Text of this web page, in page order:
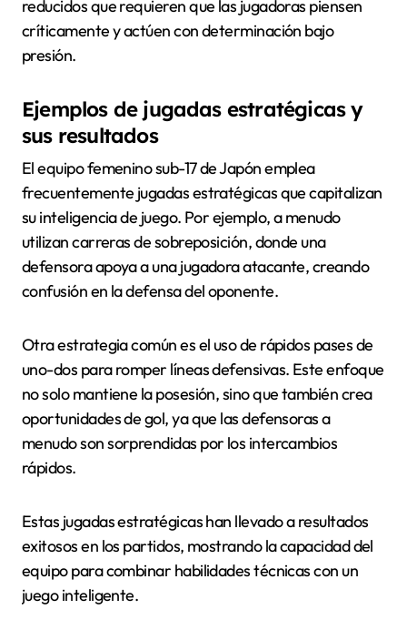
reducidos que requieren que las jugadoras piensen
críticamente y actúen con determinación bajo
presión.
Ejemplos de jugadas estratégicas y
sus resultados
El equipo femenino sub-17 de Japón emplea
frecuentemente jugadas estratégicas que capitalizan
su inteligencia de juego. Por ejemplo, a menudo
utilizan carreras de sobreposición, donde una
defensora apoya a una jugadora atacante, creando
confusión en la defensa del oponente.
Otra estrategia común es el uso de rápidos pases de
uno-dos para romper líneas defensivas. Este enfoque
no solo mantiene la posesión, sino que también crea
oportunidades de gol, ya que las defensoras a
menudo son sorprendidas por los intercambios
rápidos.
Estas jugadas estratégicas han llevado a resultados
exitosos en los partidos, mostrando la capacidad del
equipo para combinar habilidades técnicas con un
juego inteligente.